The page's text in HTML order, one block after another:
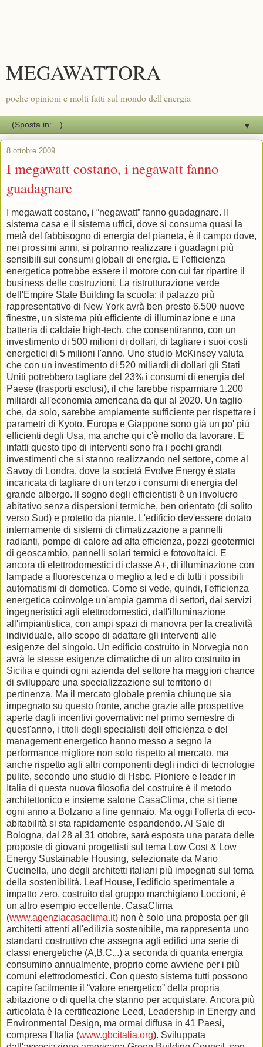
MEGAWATTORA
poche opinioni e molti fatti sul mondo dell'energia
▼
8 ottobre 2009
I megawatt costano, i negawatt fanno
guadagnare
I megawatt costano, i “negawatt” fanno guadagnare. Il
sistema casa e il sistema uffici, dove si consuma quasi la
metà del fabbisogno di energia del pianeta, è il campo dove,
nei prossimi anni, si potranno realizzare i guadagni più
sensibili sui consumi globali di energia. E l'efficienza
energetica potrebbe essere il motore con cui far ripartire il
business delle costruzioni. La ristrutturazione verde
dell'Empire State Building fa scuola: il palazzo più
rappresentativo di New York avrà ben presto 6.500 nuove
finestre, un sistema più efficiente di illuminazione e una
batteria di caldaie high-tech, che consentiranno, con un
investimento di 500 milioni di dollari, di tagliare i suoi costi
energetici di 5 milioni l'anno. Uno studio McKinsey valuta
che con un investimento di 520 miliardi di dollari gli Stati
Uniti potrebbero tagliare del 23% i consumi di energia del
Paese (trasporti esclusi), il che farebbe risparmiare 1.200
miliardi all'economia americana da qui al 2020. Un taglio
che, da solo, sarebbe ampiamente sufficiente per rispettare i
parametri di Kyoto. Europa e Giappone sono già un po' più
efficienti degli Usa, ma anche qui c'è molto da lavorare. E
infatti questo tipo di interventi sono fra i pochi grandi
investimenti che si stanno realizzando nel settore, come al
Savoy di Londra, dove la società Evolve Energy è stata
incaricata di tagliare di un terzo i consumi di energia del
grande albergo. Il sogno degli efficientisti è un involucro
abitativo senza dispersioni termiche, ben orientato (di solito
verso Sud) e protetto da piante. L'edificio dev'essere dotato
internamente di sistemi di climatizzazione a pannelli
radianti, pompe di calore ad alta efficienza, pozzi geotermici
di geoscambio, pannelli solari termici e fotovoltaici. E
ancora di elettrodomestici di classe A+, di illuminazione con
lampade a fluorescenza o meglio a led e di tutti i possibili
automatismi di domotica. Come si vede, quindi, l'efficienza
energetica coinvolge un'ampia gamma di settori, dai servizi
ingegneristici agli elettrodomestici, dall'illuminazione
all'impiantistica, con ampi spazi di manovra per la creatività
individuale, allo scopo di adattare gli interventi alle
esigenze del singolo. Un edificio costruito in Norvegia non
avrà le stesse esigenze climatiche di un altro costruito in
Sicilia e quindi ogni azienda del settore ha maggiori chance
di sviluppare una specializzazione sul territorio di
pertinenza. Ma il mercato globale premia chiunque sia
impegnato su questo fronte, anche grazie alle prospettive
aperte dagli incentivi governativi: nel primo semestre di
quest'anno, i titoli degli specialisti dell'efficienza e del
management energetico hanno messo a segno la
performance migliore non solo rispetto al mercato, ma
anche rispetto agli altri componenti degli indici di tecnologie
pulite, secondo uno studio di Hsbc. Pioniere e leader in
Italia di questa nuova filosofia del costruire è il metodo
architettonico e insieme salone CasaClima, che si tiene
ogni anno a Bolzano a fine gennaio. Ma oggi l'offerta di eco-
abitabilità si sta rapidamente espandendo. Al Saie di
Bologna, dal 28 al 31 ottobre, sarà esposta una parata delle
proposte di giovani progettisti sul tema Low Cost & Low
Energy Sustainable Housing, selezionate da Mario
Cucinella, uno degli architetti italiani più impegnati sul tema
della sostenibilità. Leaf House, l'edificio sperimentale a
impatto zero, costruito dal gruppo marchigiano Loccioni, è
un altro esempio eccellente. CasaClima
(www.agenziacasaclima.it) non è solo una proposta per gli
architetti attenti all'edilizia sostenibile, ma rappresenta uno
standard costruttivo che assegna agli edifici una serie di
classi energetiche (A,B,C...) a seconda di quanta energia
consumino annualmente, proprio come avviene per i più
comuni elettrodomestici. Con questo sistema tutti possono
capire facilmente il “valore energetico” della propria
abitazione o di quella che stanno per acquistare. Ancora più
articolata è la certificazione Leed, Leadership in Energy and
Environmental Design, ma ormai diffusa in 41 Paesi,
compresa l'Italia (www.gbcitalia.org). Sviluppata